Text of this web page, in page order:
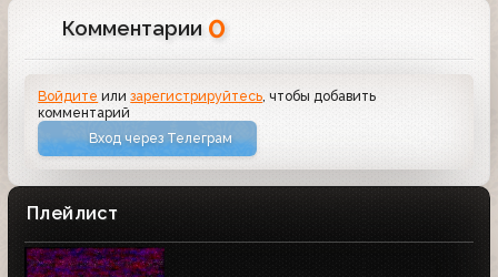
Комментарии 0
Войдите илизарегистрируйтесь , чтобы добавить
комментарий
Вход через Телеграм
Плейлист